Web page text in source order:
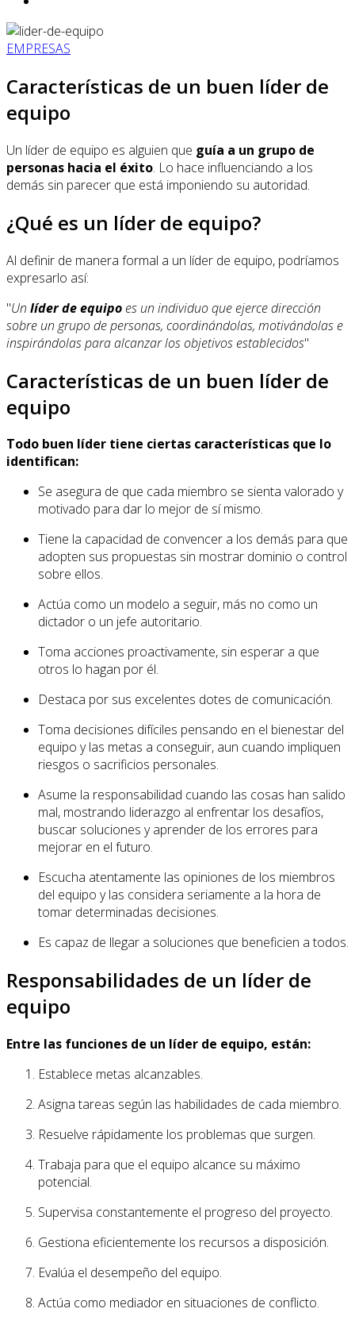
EMPRESAS
Características de un buen líder de
equipo
Un líder de equipo es alguien que guía a un grupo de
personas hacia el éxito. Lo hace influenciando a los
demás sin parecer que está imponiendo su autoridad.
¿Qué es un líder de equipo?
Al definir de manera formal a un líder de equipo, podríamos
expresarlo así:
"Un líder de equipo es un individuo que ejerce dirección
sobre un grupo de personas, coordinándolas, motivándolas e
inspirándolas para alcanzar los objetivos establecidos"
Características de un buen líder de
equipo
Todo buen líder tiene ciertas características que lo
identifican:
Se asegura de que cada miembro se sienta valorado y
motivado para dar lo mejor de sí mismo.
Tiene la capacidad de convencer a los demás para que
adopten sus propuestas sin mostrar dominio o control
sobre ellos.
Actúa como un modelo a seguir, más no como un
dictador o un jefe autoritario.
Toma acciones proactivamente, sin esperar a que
otros lo hagan por él.
Destaca por sus excelentes dotes de comunicación.
Toma decisiones difíciles pensando en el bienestar del
equipo y las metas a conseguir, aun cuando impliquen
riesgos o sacrificios personales.
Asume la responsabilidad cuando las cosas han salido
mal, mostrando liderazgo al enfrentar los desafíos,
buscar soluciones y aprender de los errores para
mejorar en el futuro.
Escucha atentamente las opiniones de los miembros
del equipo y las considera seriamente a la hora de
tomar determinadas decisiones.
Es capaz de llegar a soluciones que beneficien a todos.
Responsabilidades de un líder de
equipo
Entre las funciones de un líder de equipo, están:
Establece metas alcanzables.
Asigna tareas según las habilidades de cada miembro.
Resuelve rápidamente los problemas que surgen.
Trabaja para que el equipo alcance su máximo
potencial.
Supervisa constantemente el progreso del proyecto.
Gestiona eficientemente los recursos a disposición.
Evalúa el desempeño del equipo.
Actúa como mediador en situaciones de conflicto.